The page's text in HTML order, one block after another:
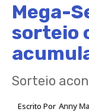
Mega-
sorteio
Sorteio
Escrito Por Anny